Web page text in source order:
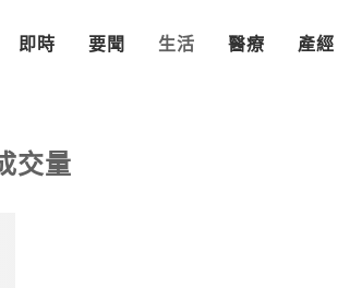
即時 要聞 生活 醫療 產經
交量